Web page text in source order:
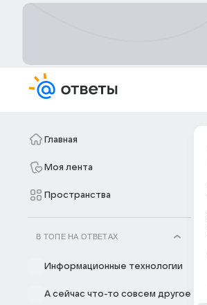
Главная
Моя лента
Пространства
В ТОПЕ НА ОТВЕТАХ
Информационные технологии
А сейчас что-то совсем другое